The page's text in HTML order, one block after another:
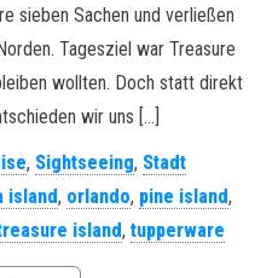
sieben Sachen und verließen
Tagesziel war Treasure
wollten. Doch statt direkt
wir uns […]
, Sightseeing, Stadt
island, orlando, pine island,
island, tupperware